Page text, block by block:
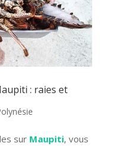
: raies et
sur Maupiti, vous